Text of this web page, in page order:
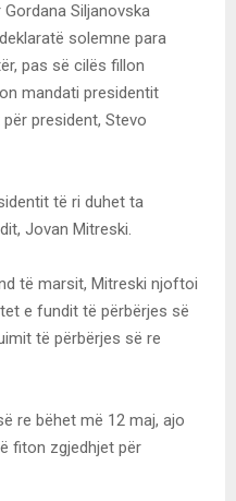
Siljanovska
solemne para
pas së cilës fillon
mandati presidentit
president, Stevo
të ri duhet ta
Jovan Mitreski.
të marsit, Mitreski njoftoi
e fundit të përbërjes së
të përbërjes së re
re bëhet më 12 maj, ajo
fiton zgjedhjet për